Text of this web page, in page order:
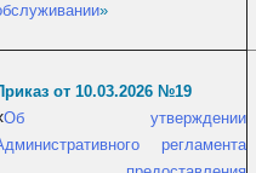
»
от 10.03.2026 №19
Об утверждении
регламента